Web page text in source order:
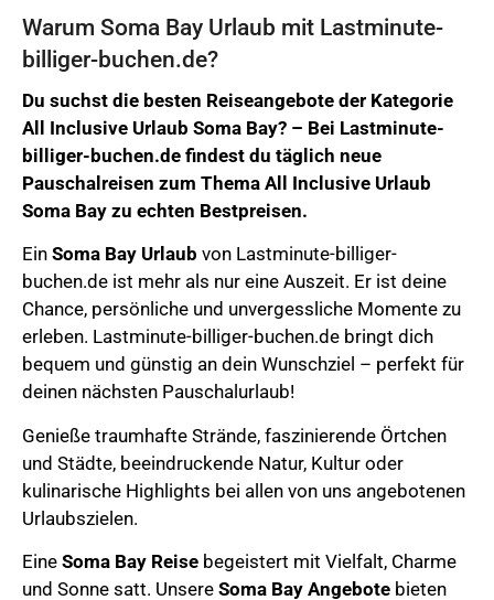
Warum Soma Bay Urlaub mit Lastminute-
billiger-buchen.de?
Du suchst die besten Reiseangebote der Kategorie
All Inclusive Urlaub Soma Bay? – Bei Lastminute-
billiger-buchen.de findest du täglich neue
Pauschalreisen zum Thema All Inclusive Urlaub
Soma Bay zu echten Bestpreisen.
Ein Soma Bay Urlaub von Lastminute-billiger-
buchen.de ist mehr als nur eine Auszeit. Er ist deine
Chance, persönliche und unvergessliche Momente zu
erleben. Lastminute-billiger-buchen.de bringt dich
bequem und günstig an dein Wunschziel – perfekt für
deinen nächsten Pauschalurlaub!
Genieße traumhafte Strände, faszinierende Örtchen
und Städte, beeindruckende Natur, Kultur oder
kulinarische Highlights bei allen von uns angebotenen
Urlaubszielen.
Eine Soma Bay Reise begeistert mit Vielfalt, Charme
und Sonne satt. Unsere Soma Bay Angebote bieten